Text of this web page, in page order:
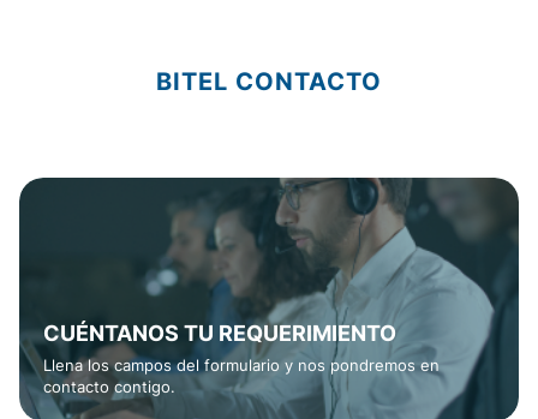
BITEL CONTACTO
CUÉNTANOS TU REQUERIMIENTO
Llena los campos del formulario y nos pondremos en
contacto contigo.